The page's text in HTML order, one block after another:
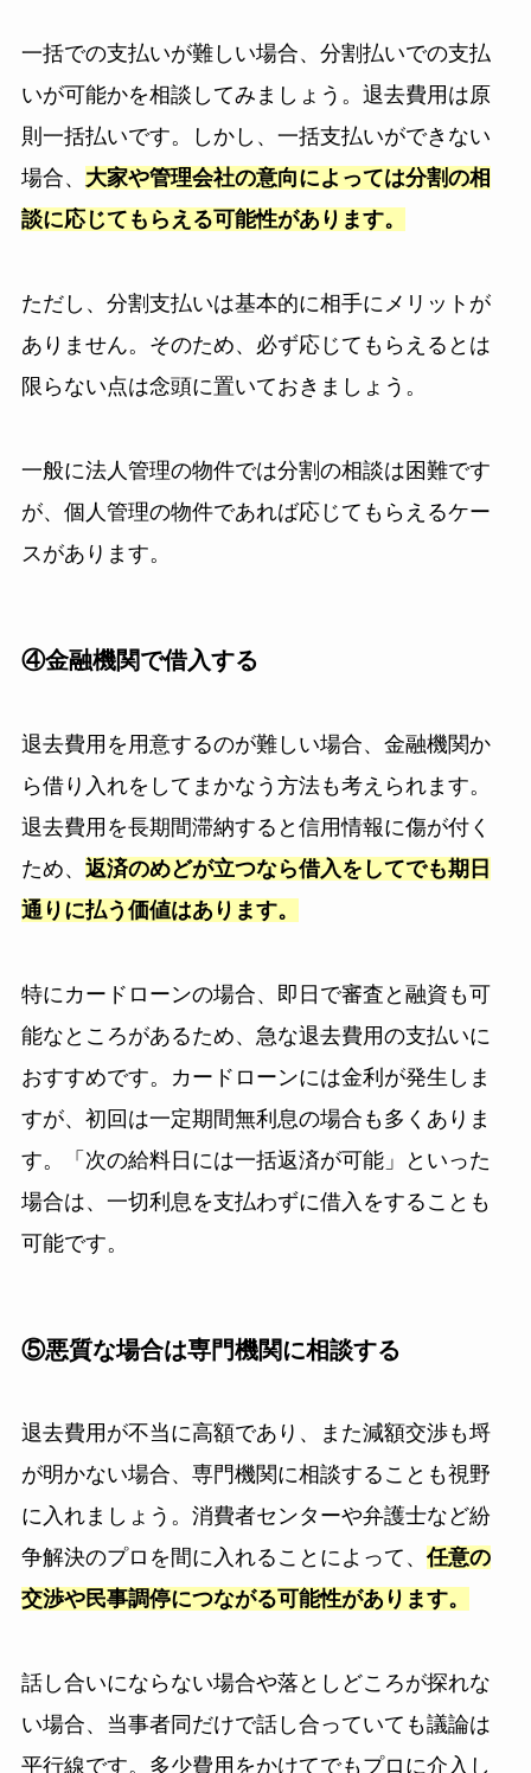
一括での支払いが難しい場合、分割払いでの支払
いが可能かを相談してみましょう。退去費用は原
則一括払いです。しかし、一括支払いができない
場合、 大家や管理会社の意向によっては分割の相
談に応じてもらえる可能性があります。
ただし、分割支払いは基本的に相手にメリットが
ありません。そのため、必ず応じてもらえるとは
限らない点は念頭に置いておきましょう。
一般に法人管理の物件では分割の相談は困難です
が、個人管理の物件であれば応じてもらえるケー
スがあります。
④金融機関で借入する
退去費用を用意するのが難しい場合、金融機関か
ら借り入れをしてまかなう方法も考えられます。
退去費用を長期間滞納すると信用情報に傷が付く
ため、 返済のめどが立つなら借入をしてでも期日
通りに払う価値はあります。
特にカードローンの場合、即日で審査と融資も可
能なところがあるため、急な退去費用の支払いに
おすすめです。カードローンには金利が発生しま
すが、初回は一定期間無利息の場合も多くありま
す。「次の給料日には一括返済が可能」といった
場合は、一切利息を支払わずに借入をすることも
可能です。
⑤悪質な場合は専門機関に相談する
退去費用が不当に高額であり、また減額交渉も埒
が明かない場合、専門機関に相談することも視野
に入れましょう。消費者センターや弁護士など紛
争解決のプロを間に入れることによって、任意の
交渉や民事調停につながる可能性があります。
話し合いにならない場合や落としどころが探れな
い場合、当事者同だけで話し合っていても議論は
平行線です。多少費用をかけてでもプロに介入し